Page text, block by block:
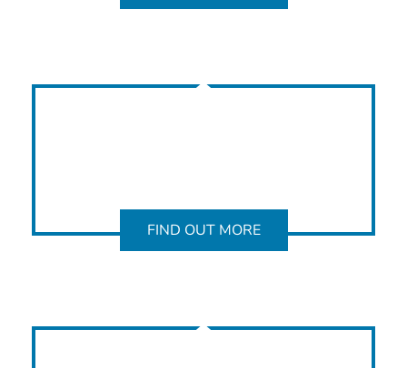
FIND OUT MORE